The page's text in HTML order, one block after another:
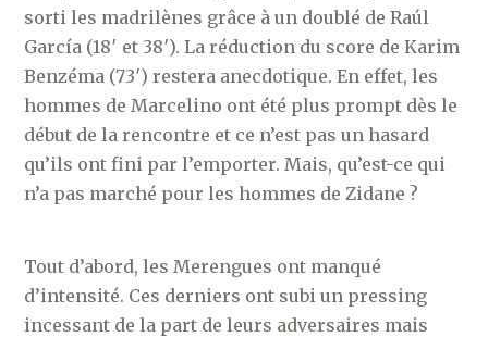
sorti les madrilènes grâce à un doublé de Raúl
García (18′ et 38′). La réduction du score de Karim
Benzéma (73′) restera anecdotique. En effet, les
hommes de Marcelino ont été plus prompt dès le
début de la rencontre et ce n’est pas un hasard
qu’ils ont fini par l’emporter. Mais, qu’est-ce qui
n’a pas marché pour les hommes de Zidane ?
Tout d’abord, les Merengues ont manqué
d’intensité. Ces derniers ont subi un pressing
incessant de la part de leurs adversaires mais